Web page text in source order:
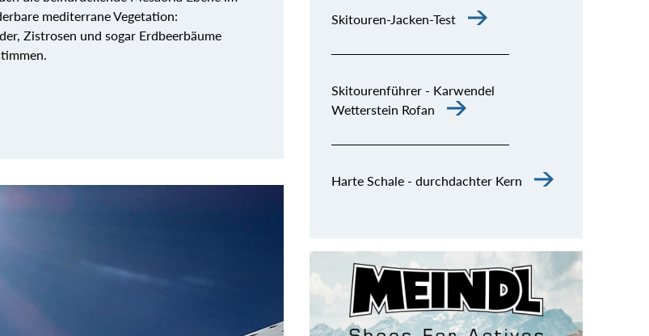
mediterrane Vegetation:
Zistrosen und sogar Erdbeerbäume
Skitouren-Jacken-Test
Skitourenführer - Karwendel
Wetterstein Rofan
Harte Schale - durchdachter Kern